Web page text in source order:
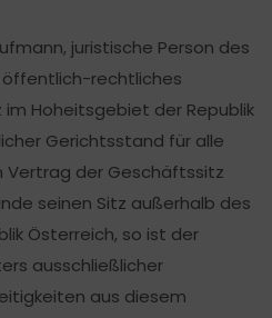
juristische Person des
rechtliches
Hoheitsgebiet der Republik
Gerichtsstand für alle
Vertrag der Geschäftssitz
seinen Sitz außerhalb des
Österreich, so ist der
ausschließlicher
aus diesem